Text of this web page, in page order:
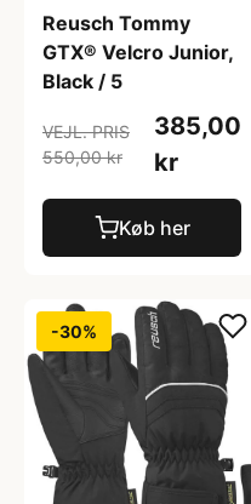
Reusch Tommy
GTX® Velcro Junior,
Black / 5
VEJL. PRIS
550,00 kr
385,00
kr
Køb her
-30%